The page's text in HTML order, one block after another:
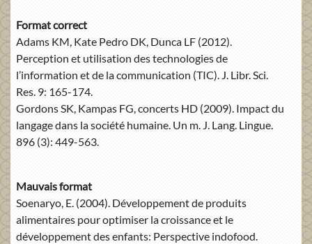
Format correct
Adams KM, Kate Pedro DK, Dunca LF (2012).
Perception et utilisation des technologies de
l’information et de la communication (TIC). J. Libr. Sci.
Res. 9: 165-174.
Gordons SK, Kampas FG, concerts HD (2009). Impact du
langage dans la société humaine. Un m. J. Lang. Lingue.
896 (3): 449-563.
Mauvais format
Soenaryo, E. (2004). Développement de produits
alimentaires pour optimiser la croissance et le
développement des enfants: Perspective indofood.